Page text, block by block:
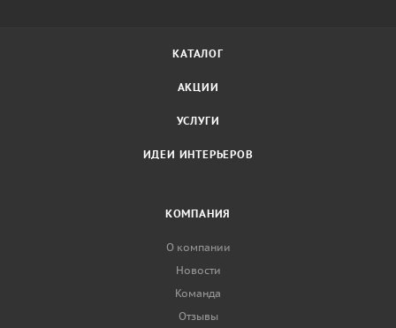
КАТАЛОГ
АКЦИИ
УСЛУГИ
ИДЕИ ИНТЕРЬЕРОВ
КОМПАНИЯ
О компании
Новости
Команда
Отзывы